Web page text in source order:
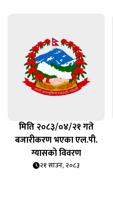
मिति २०८३/०४/२१ गते
बजारीकरण भएका एल.पी.
ग्यासको विवरण
२१ साउन, २०८३